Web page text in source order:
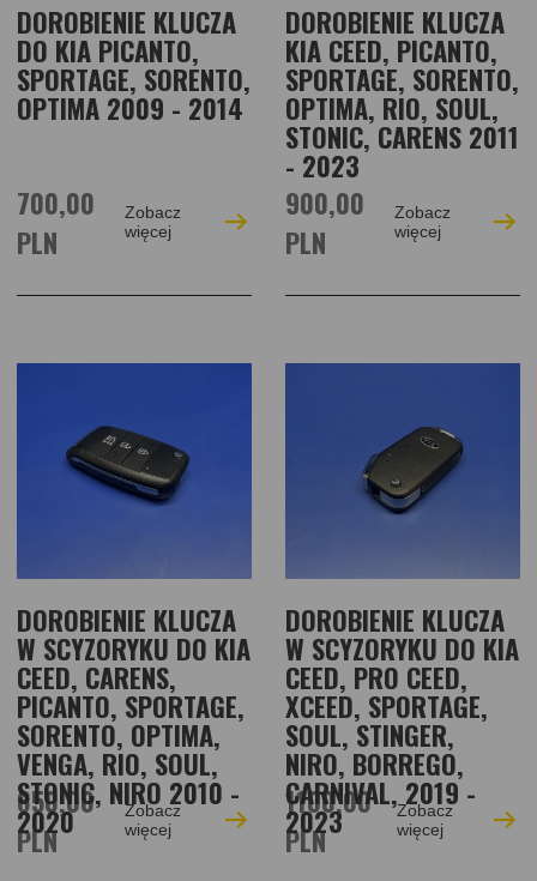
DOROBIENIE KLUCZA
DO KIA PICANTO,
SPORTAGE, SORENTO,
OPTIMA 2009 - 2014
700,00
PLN
Zobacz
więcej
DOROBIENIE KLUCZA
KIA CEED, PICANTO,
SPORTAGE, SORENTO,
OPTIMA, RIO, SOUL,
STONIC, CARENS 2011
- 2023
900,00
PLN
Zobacz
więcej
DOROBIENIE KLUCZA
W SCYZORYKU DO KIA
CEED, CARENS,
PICANTO, SPORTAGE,
SORENTO, OPTIMA,
VENGA, RIO, SOUL,
STONIC, NIRO 2010 -
2020
650,00
PLN
Zobacz
więcej
DOROBIENIE KLUCZA
W SCYZORYKU DO KIA
CEED, PRO CEED,
XCEED, SPORTAGE,
SOUL, STINGER,
NIRO, BORREGO,
CARNIVAL, 2019 -
2023
1100,00
PLN
Zobacz
więcej